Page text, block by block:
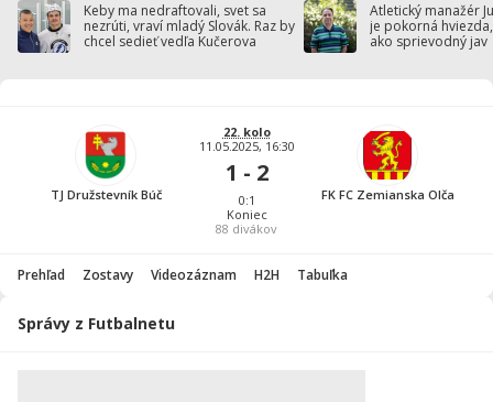
Keby ma nedraftovali, svet sa
nezrúti, vraví mladý Slovák. Raz by
chcel sedieť vedľa Kučerova
Atletický manažér
je pokorná
ako sprievodný jav
TJ Družstevník Búč
22. kolo
11.05.2025, 16:30
1 - 2
0:1
Koniec
88 divákov
FK FC Zemianska Olča
Prehľad Zostavy Videozáznam H2H Tabuľka
Správy z Futbalnetu